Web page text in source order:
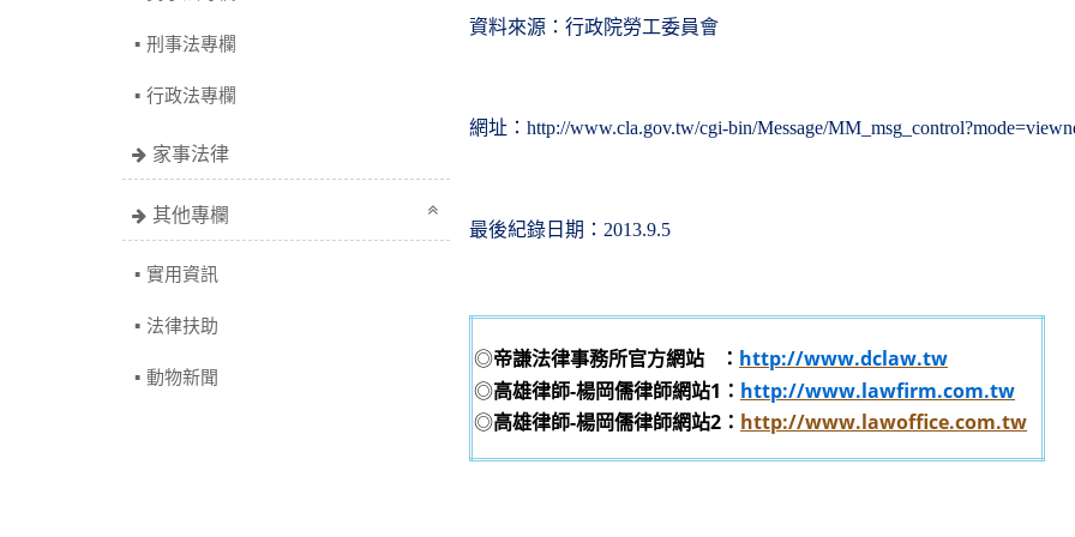
刑事法專欄
行政法專欄
家事法律
其他專欄
實用資訊
法律扶助
動物新聞
資料來源：行政院勞工委員會
網址：http://www.cla.gov.tw/cgi-bin/Message/
最後紀錄日期：2013.9.5
◎帝謙法律事務所官方網站 ： http://www.dclaw.tw
◎高雄律師-楊岡儒律師網站1： http://www.lawfirm.com.tw
◎高雄律師-楊岡儒律師網站2： http://www.lawoffice.com.tw